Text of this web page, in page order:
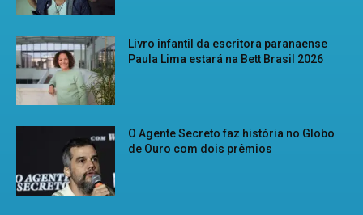
Livro infantil da escritora paranaense
Paula Lima estará na Bett Brasil 2026
O Agente Secreto faz história no Globo
de Ouro com dois prêmios